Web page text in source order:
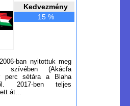
Kedvezmény
15 %
ban nyitottuk meg
szívében (Akácfa
perc sétára a Blaha
2017-ben teljes
át...